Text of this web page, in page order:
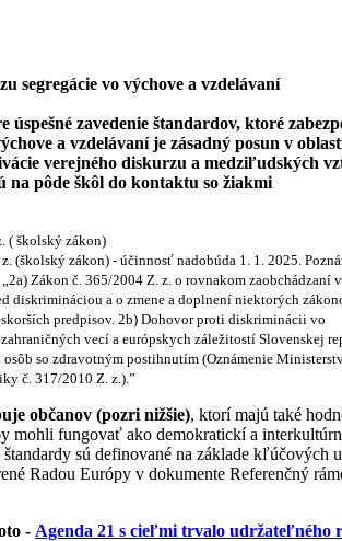
segregácie vo výchove a vzdelávaní
zavedenie štandardov, ktoré
a vzdelávaní je zásadný posun v
verejného diskurzu a medziľudských
pôde škôl do kontaktu so žiakmi
( školský zákon)
(školský zákon) - účinnosť nadobúda 1. 1. 2025.
Zákon č. 365/2004 Z. z. o rovnakom zaobchádzaní v
diskrimináciou a o zmene a doplnení niektorých
predpisov. 2b) Dohovor proti diskriminácii vo
vecí a európskych záležitostí Slovenskej
so zdravotným postihnutím (Oznámenie
č. 317/2010 Z. z.).”
občanov (pozri nižšie), ktorí majú také
mohli fungovať ako demokratickí a
sú definované na základe kľúčových
Radou Európy v dokumente Referenčný
- Agenda 21 s cieľmi trvalo udržateľného